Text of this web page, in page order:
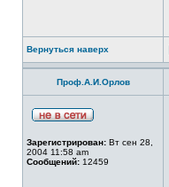
Вернуться наверх
Проф.А.И.Орлов
Зарегистрирован: Вт сен 28,
2004 11:58 am
Сообщений: 12459